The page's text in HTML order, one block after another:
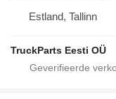
Estland, Tallinn
TruckParts Eesti OÜ